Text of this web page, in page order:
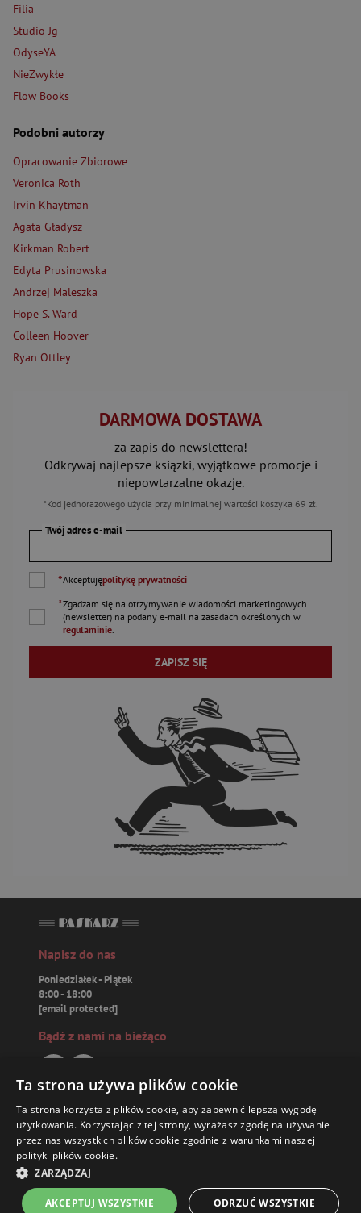
Filia
Studio Jg
OdyseYA
NieZwykłe
Flow Books
Podobni autorzy
Opracowanie Zbiorowe
Veronica Roth
Irvin Khaytman
Agata Gładysz
Kirkman Robert
Edyta Prusinowska
Andrzej Maleszka
Hope S. Ward
Colleen Hoover
Ryan Ottley
DARMOWA DOSTAWA
za zapis do newslettera!
Odkrywaj najlepsze książki, wyjątkowe promocje i
niepowtarzalne okazje.
*Kod jednorazowego użycia przy minimalnej wartości koszyka 69 zł.
Twój adres e-mail
*Akceptujępolitykę prywatności
*Zgadzam się na otrzymywanie wiadomości marketingowych
(newsletter) na podany e-mail na zasadach określonych w
regulaminie.
ZAPISZ SIĘ
Napisz do nas
Poniedziałek - Piątek
8:00 - 18:00
[email protected]
Bądź z nami na bieżąco
Paskarz.pl
Zamówienia
Książki
Ta strona używa plików cookie
Ta strona korzysta z plików cookie, aby zapewnić lepszą wygodę
użytkowania. Korzystając z tej strony, wyrażasz zgodę na używanie
przez nas wszystkich plików cookie zgodnie z warunkami naszej
polityki plików cookie.
ZARZĄDZAJ
AKCEPTUJ WSZYSTKIE ODRZUĆ WSZYSTKIE